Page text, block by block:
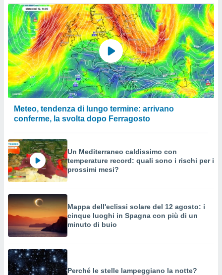
Meteo, tendenza di lungo termine: arrivano
conferme, la svolta dopo Ferragosto
Un Mediterraneo caldissimo con
temperature record: quali sono i rischi per i
prossimi mesi?
Mappa dell'eclissi solare del 12 agosto: i
cinque luoghi in Spagna con più di un
minuto di buio
Perché le stelle lampeggiano la notte?